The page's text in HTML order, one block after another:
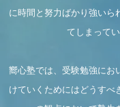
に時間と努力ばかり強いら
てしまってい
嚮心塾では、受験勉強にお
けていくためにはどうすべ